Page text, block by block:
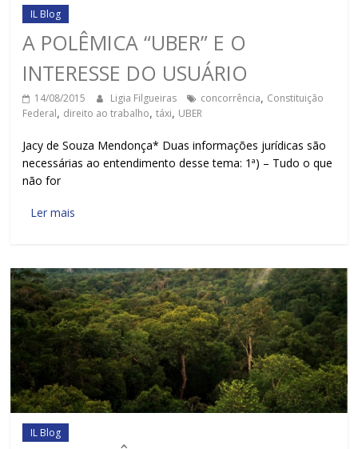
IL Blog
A POLÊMICA “UBER” E O
INTERESSE DO USUÁRIO
14/08/2015 Ligia Filgueiras concorrência, Constituição
Federal, direito ao trabalho,táxi, UBER
Jacy de Souza Mendonça* Duas informações jurídicas são
necessárias ao entendimento desse tema: 1ª) – Tudo o que
não for
Ler mais
IL Blog